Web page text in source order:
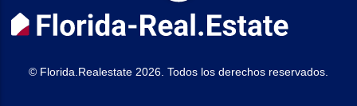
© Florida.Realestate 2026. Todos los derechos reservados.